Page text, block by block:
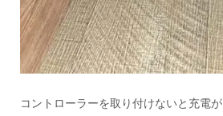
コントローラーを取り付けないと充電